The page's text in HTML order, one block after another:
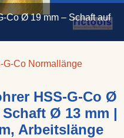
Co Ø 19 mm – Schaft auf
G-Co Normallänge
HSS-G-Co Ø
Ø 13 mm |
Arbeitslänge